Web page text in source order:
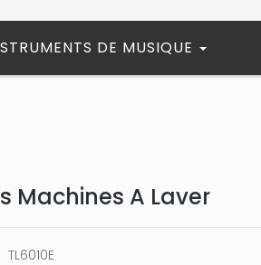
DE MUSIQUE
Machines A Laver
TL6010E